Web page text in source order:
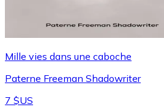
Mille vies dans une caboche
Paterne Freeman Shadowriter
7 $US